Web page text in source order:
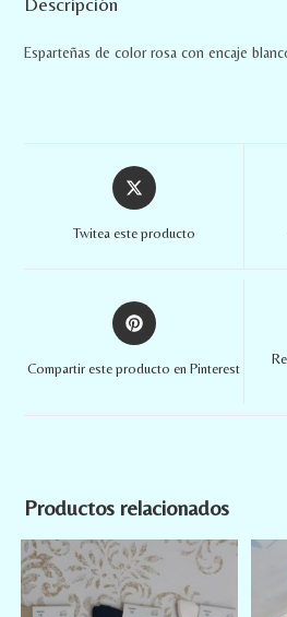
Esparteñas de color rosa con encaje
Twitea este producto
Compartir este producto en Pinterest
Productos relacionados